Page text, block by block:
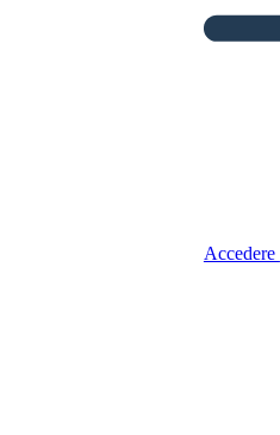
Accedere
Copia
Copia
CREARE